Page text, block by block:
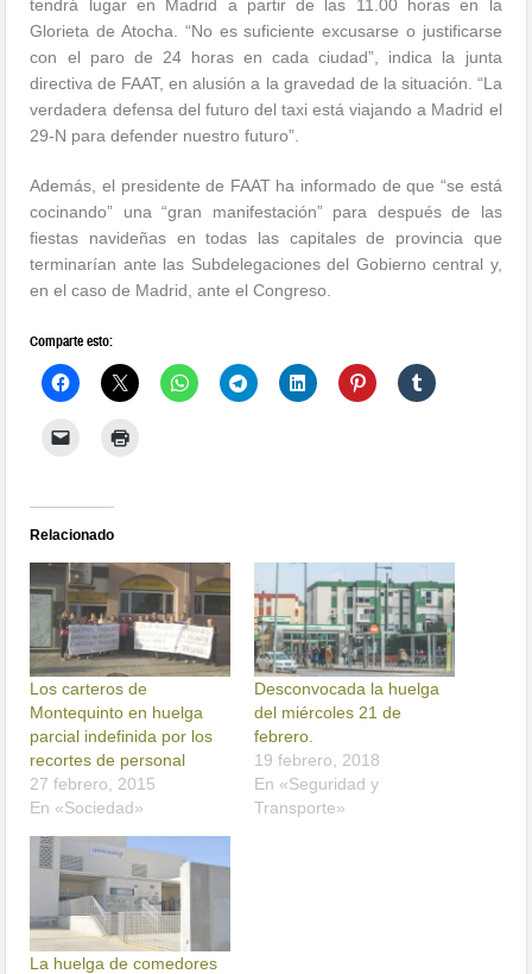
tendrá lugar en Madrid a partir de las 11.00 horas en la
Glorieta de Atocha. “No es suficiente excusarse o justificarse
con el paro de 24 horas en cada ciudad”, indica la junta
directiva de FAAT, en alusión a la gravedad de la situación. “La
verdadera defensa del futuro del taxi está viajando a Madrid el
29-N para defender nuestro futuro”.
Además, el presidente de FAAT ha informado de que “se está
cocinando” una “gran manifestación” para después de las
fiestas navideñas en todas las capitales de provincia que
terminarían ante las Subdelegaciones del Gobierno central y,
en el caso de Madrid, ante el Congreso.
Comparte esto:
Relacionado
Los carteros de
Montequinto en huelga
parcial indefinida por los
recortes de personal
27 febrero, 2015
En «Sociedad»
Desconvocada la huelga
del miércoles 21 de
febrero.
19 febrero, 2018
En «Seguridad y
Transporte»
La huelga de comedores